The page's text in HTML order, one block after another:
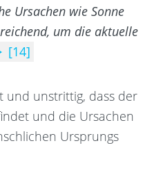
Ursachen wie Sonne
um die aktuelle
[14]
und unstrittig, dass der
und die Ursachen
Ursprungs